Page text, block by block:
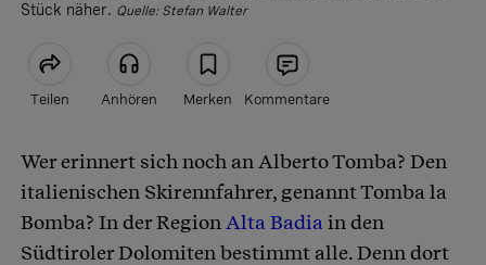
Stück näher. Quelle: Stefan Walter
Teilen Anhören Merken Kommentare
Article teilen
Wer erinnert sich noch an Alberto Tomba? Den
italienischen Skirennfahrer, genannt Tomba la
Bomba? In der Region Alta Badia in den
Südtiroler Dolomiten bestimmt alle. Denn dort